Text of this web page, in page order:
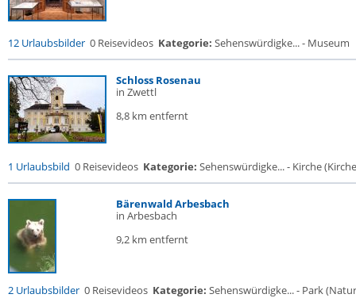
12 Urlaubsbilder 0 Reisevideos Kategorie: Sehenswürdigke... - Museum
Schloss Rosenau
in Zwettl
8,8 km entfernt
1 Urlaubsbild 0 Reisevideos Kategorie: Sehenswürdigke... - Kirche
Bärenwald Arbesbach
in Arbesbach
9,2 km entfernt
2 Urlaubsbilder 0 Reisevideos Kategorie: Sehenswürdigke... - Park